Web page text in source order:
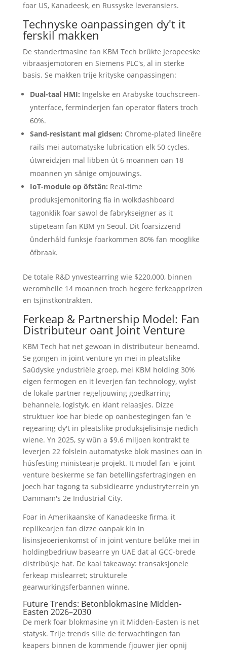
foar US, Kanadeesk, en Russyske leveransiers.
Technyske oanpassingen dy't it
ferskil makken
De standertmasine fan KBM Tech brûkte Jeropeeske
vibraasjemotoren en Siemens PLC's, al in sterke
basis. Se makken trije krityske oanpassingen:
Dual-taal HMI: Ingelske en Arabyske touchscreen-
ynterface, ferminderjen fan operator flaters troch
60%.
Sand-resistant mal gidsen: Chrome-plated lineêre
rails mei automatyske lubrication elk 50 cycles,
útwreidzjen mal libben út 6 moannen oan 18
moannen yn sânige omjouwings.
IoT-module op ôfstân: Real-time
produksjemonitoring fia in wolkdashboard
tagonklik foar sawol de fabrykseigner as it
stipeteam fan KBM yn Seoul. Dit foarsizzend
ûnderhâld funksje foarkommen 80% fan mooglike
ôfbraak.
De totale R&D ynvestearring wie $220,000, binnen
weromhelle 14 moannen troch hegere ferkeapprizen
en tsjinstkontrakten.
Ferkeap & Partnership Model: Fan
Distributeur oant Joint Venture
KBM Tech hat net gewoan in distributeur beneamd.
Se gongen in joint venture yn mei in pleatslike
Saûdyske yndustriële groep, mei KBM holding 30%
eigen fermogen en it leverjen fan technology, wylst
de lokale partner regeljouwing goedkarring
behannele, logistyk, en klant relaasjes. Dizze
struktuer koe har biede op oanbestegingen fan 'e
regearing dy't in pleatslike produksjelisinsje nedich
wiene. Yn 2025, sy wûn a $9.6 miljoen kontrakt te
leverjen 22 folslein automatyske blok masines oan in
húsfesting ministearje projekt. It model fan 'e joint
venture beskerme se fan betellingsfertragingen en
joech har tagong ta subsidiearre yndustryterrein yn
Dammam's 2e Industrial City.
Foar in Amerikaanske of Kanadeeske firma, it
replikearjen fan dizze oanpak kin in
lisinsjeoerienkomst of in joint venture belûke mei in
holdingbedriuw basearre yn UAE dat al GCC-brede
distribúsje hat. De kaai takeaway: transaksjonele
ferkeap mislearret; strukturele
gearwurkingsferbannen winne.
Future Trends: Betonblokmasine Midden-
Easten 2026–2030
De merk foar blokmasine yn it Midden-Easten is net
statysk. Trije trends sille de ferwachtingen fan
keapers binnen de kommende fjouwer jier opnij